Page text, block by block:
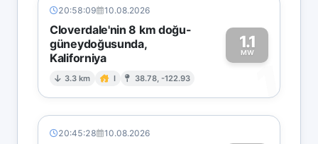
20:58:09 10.08.2026
Cloverdale'nin 8 km doğu-
güneydoğusunda,
Kaliforniya
3.3 km I 38.78, -122.93
1.1
MW
1
20:45:28 10.08.2026